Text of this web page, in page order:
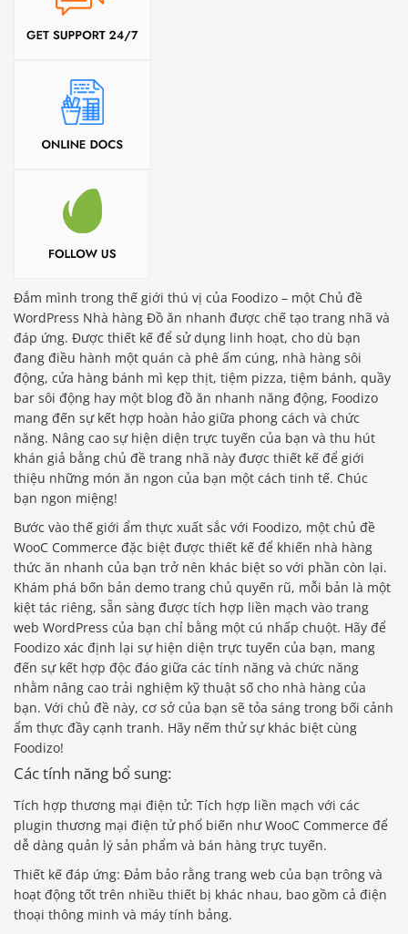
Đắm mình trong thế giới thú vị của Foodizo – một Chủ đề
WordPress Nhà hàng Đồ ăn nhanh được chế tạo trang nhã và
đáp ứng. Được thiết kế để sử dụng linh hoạt, cho dù bạn
đang điều hành một quán cà phê ấm cúng, nhà hàng sôi
động, cửa hàng bánh mì kẹp thịt, tiệm pizza, tiệm bánh, quầy
bar sôi động hay một blog đồ ăn nhanh năng động, Foodizo
mang đến sự kết hợp hoàn hảo giữa phong cách và chức
năng. Nâng cao sự hiện diện trực tuyến của bạn và thu hút
khán giả bằng chủ đề trang nhã này được thiết kế để giới
thiệu những món ăn ngon của bạn một cách tinh tế. Chúc
bạn ngon miệng!
Bước vào thế giới ẩm thực xuất sắc với Foodizo, một chủ đề
WooC Commerce đặc biệt được thiết kế để khiến nhà hàng
thức ăn nhanh của bạn trở nên khác biệt so với phần còn lại.
Khám phá bốn bản demo trang chủ quyến rũ, mỗi bản là một
kiệt tác riêng, sẵn sàng được tích hợp liền mạch vào trang
web WordPress của bạn chỉ bằng một cú nhấp chuột. Hãy để
Foodizo xác định lại sự hiện diện trực tuyến của bạn, mang
đến sự kết hợp độc đáo giữa các tính năng và chức năng
nhằm nâng cao trải nghiệm kỹ thuật số cho nhà hàng của
bạn. Với chủ đề này, cơ sở của bạn sẽ tỏa sáng trong bối cảnh
ẩm thực đầy cạnh tranh. Hãy nếm thử sự khác biệt cùng
Foodizo!
Các tính năng bổ sung:
Tích hợp thương mại điện tử: Tích hợp liền mạch với các
plugin thương mại điện tử phổ biến như WooC Commerce để
dễ dàng quản lý sản phẩm và bán hàng trực tuyến.
Thiết kế đáp ứng: Đảm bảo rằng trang web của bạn trông và
hoạt động tốt trên nhiều thiết bị khác nhau, bao gồm cả điện
thoại thông minh và máy tính bảng.